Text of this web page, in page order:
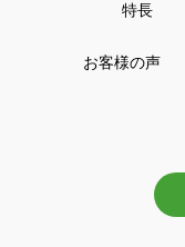
特長
お客様の声